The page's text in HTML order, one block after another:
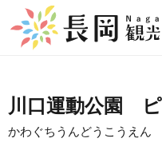
川口運動公園
かわぐちうんどうこうえん